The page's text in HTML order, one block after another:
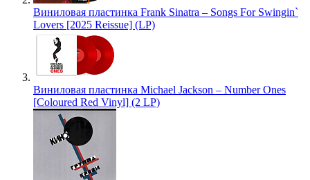
Виниловая пластинка Frank Sinatra – Songs For Swingin`
Lovers [2025 Reissue] (LP)
Виниловая пластинка Michael Jackson – Number Ones
[Coloured Red Vinyl] (2 LP)